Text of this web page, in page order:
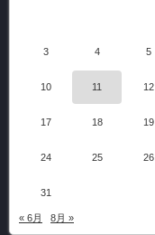
3 4 5
10 11 12
17 18 19
24 25 26
31
« 6月 8月 »